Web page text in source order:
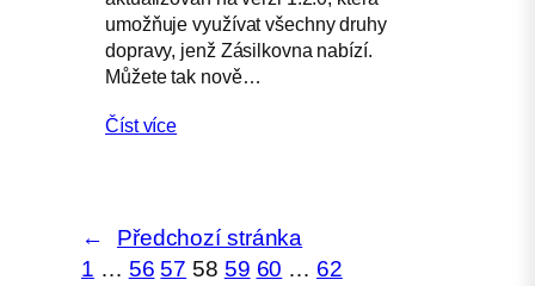
umožňuje využívat všechny druhy
dopravy, jenž Zásilkovna nabízí.
Můžete tak nově…
Číst více
←
Předchozí stránka
1 … 56 57 58 59 60 … 62